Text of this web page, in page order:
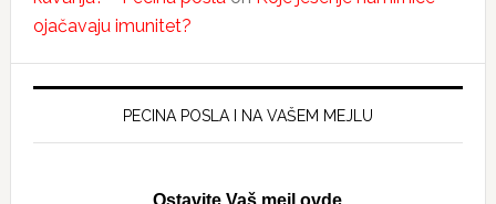
ojačavaju imunitet?
PECINA POSLA I NA VAŠEM MEJLU